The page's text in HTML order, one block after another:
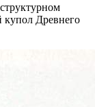
купол Древнего